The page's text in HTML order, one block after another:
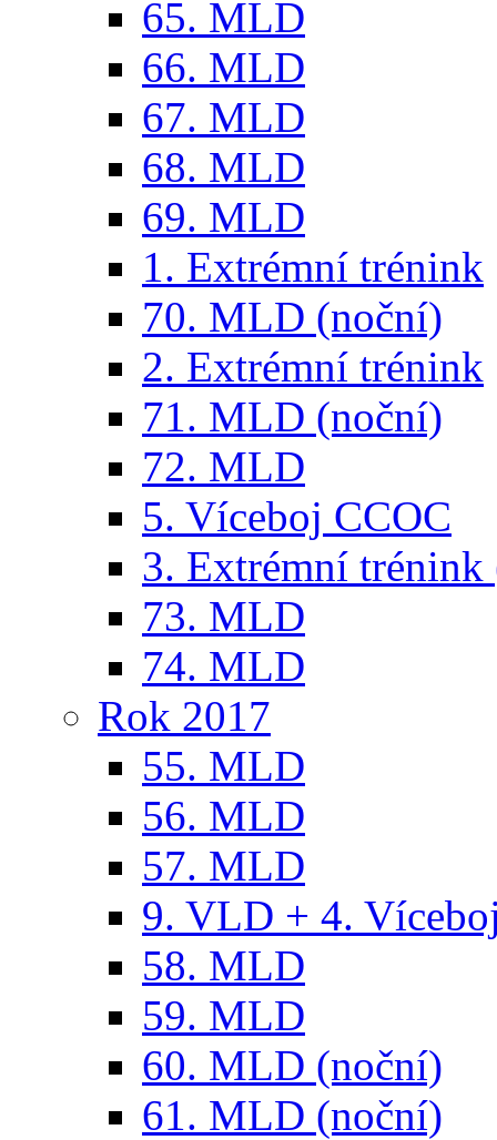
65. MLD
66. MLD
67. MLD
68. MLD
69. MLD
1. Extrémní trénink
70. MLD (noční)
2. Extrémní trénink
71. MLD (noční)
72. MLD
5. Víceboj CCOC
3. Extrémní trénink
73. MLD
74. MLD
Rok 2017
55. MLD
56. MLD
57. MLD
9. VLD + 4.
58. MLD
59. MLD
60. MLD (noční)
61. MLD (noční)